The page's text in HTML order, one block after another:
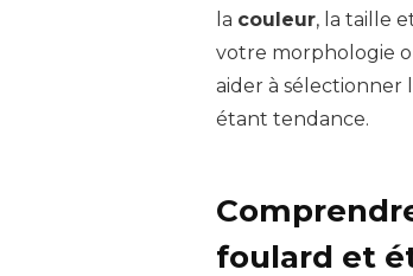
la couleur, la taille
votre morphologie
aider à sélectionner
étant tendance.
foulard et